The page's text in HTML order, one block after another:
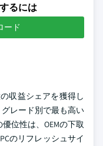
るには
ード
収益シェアを獲得し
グレード別で最も高い
位性は、OEMの下取
のリフレッシュサイ